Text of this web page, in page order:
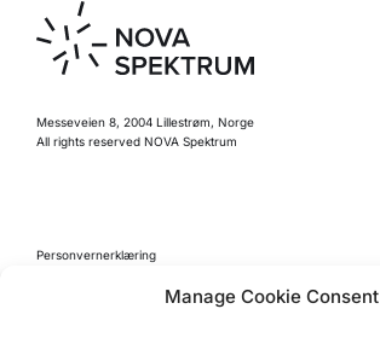
Manage Cookie Consent
Messeveien 8, 2004 Lillestrøm, Norge
All rights reserved NOVA Spektrum
Personvernerklæring